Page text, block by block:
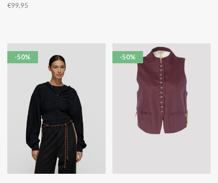
heeft een rechte pasvorm,
€99,95
-50% -50%